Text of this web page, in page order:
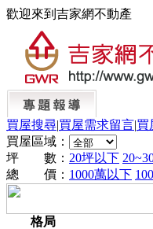
歡迎來到吉家網不動產
買屋搜尋|買屋需求留言|買
買屋區域：
坪 數： 20坪以下
總 價： 1000萬以下
格局